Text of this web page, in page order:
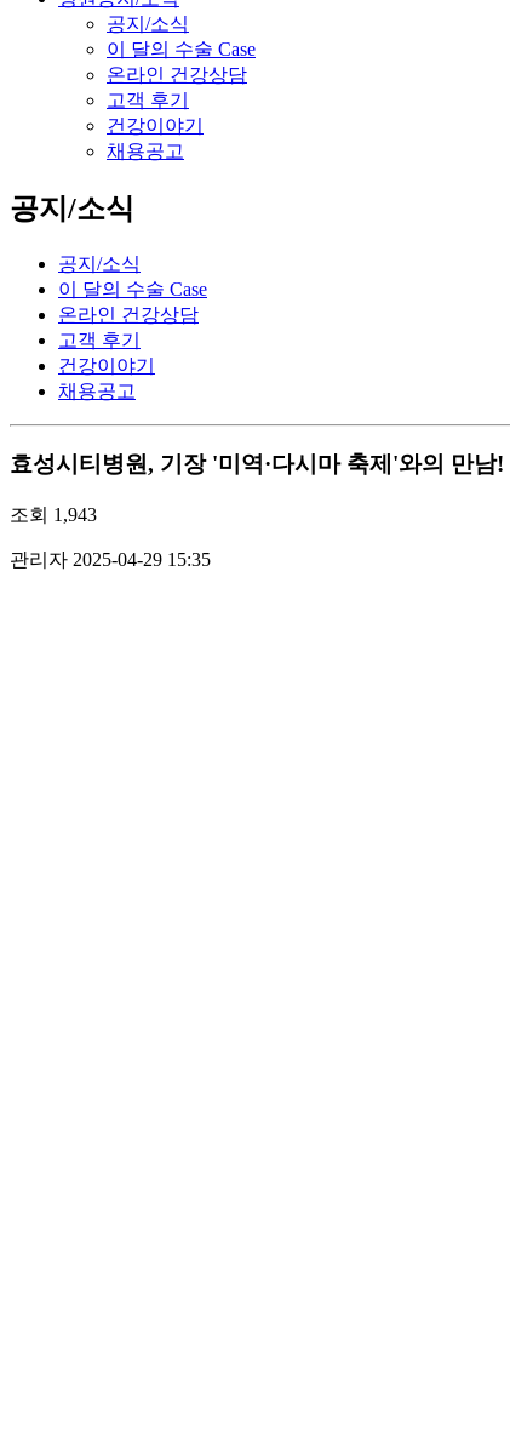
공지/소식
이 달의 수술 Case
온라인 건강상담
고객 후기
건강이야기
채용공고
공지/소식
공지/소식
이 달의 수술 Case
온라인 건강상담
고객 후기
건강이야기
채용공고
효성시티병원, 기장 '미역·다시마 축제'와의 만남!
조회 1,943
관리자 2025-04-29 15:35